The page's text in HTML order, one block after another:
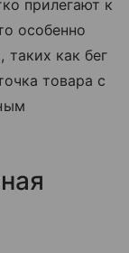
прилегают к
особенно
как бег
товара с